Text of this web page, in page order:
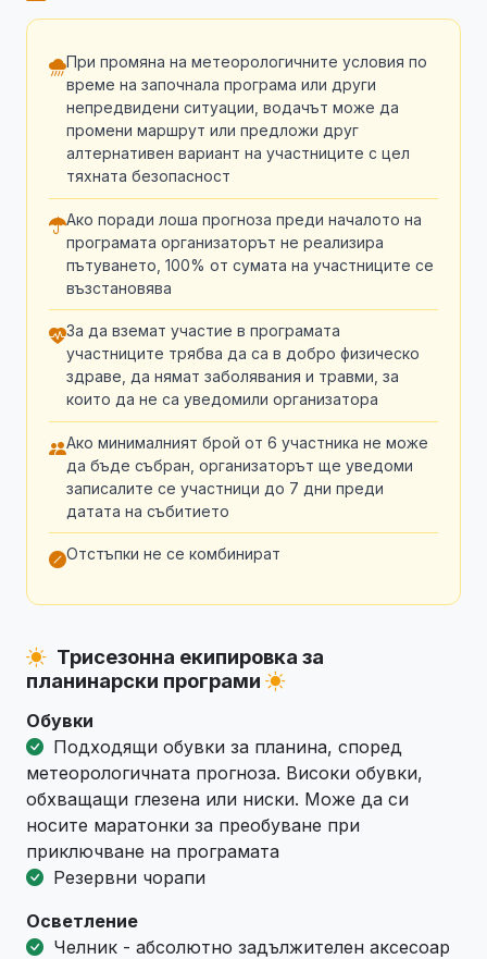
При промяна на метеорологичните условия по
време на започнала програма или други
непредвидени ситуации, водачът може да
промени маршрут или предложи друг
алтернативен вариант на участниците с цел
тяхната безопасност
Ако поради лоша прогноза преди началото на
програмата организаторът не реализира
пътуването, 100% от сумата на участниците се
възстановява
За да вземат участие в програмата
участниците трябва да са в добро физическо
здраве, да нямат заболявания и травми, за
които да не са уведомили организатора
Ако минималният брой от 6 участника не може
да бъде събран, организаторът ще уведоми
записалите се участници до 7 дни преди
датата на събитието
Отстъпки не се комбинират
Трисезонна екипировка за
планинарски програми
Обувки
Подходящи обувки за планина, според
метеорологичната прогноза. Високи обувки,
обхващащи глезена или ниски. Може да си
носите маратонки за преобуване при
приключване на програмата
Резервни чорапи
Осветление
Челник - абсолютно задължителен аксесоар